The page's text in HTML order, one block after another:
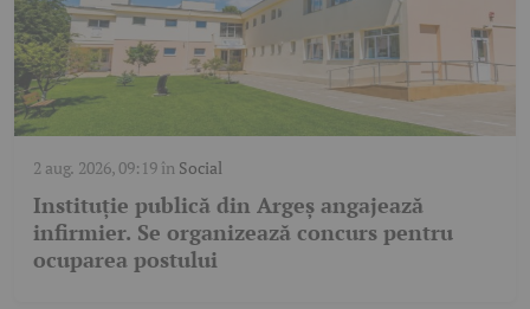
2 aug. 2026, 09:19în Social
Instituție publică din Argeș angajează
infirmier. Se organizează concurs pentru
ocuparea postului